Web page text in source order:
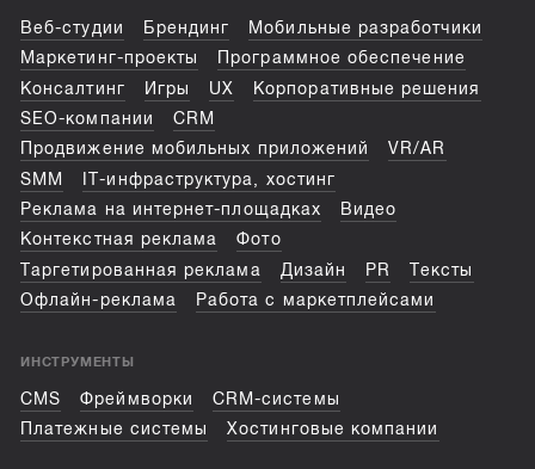
Веб-студии Брендинг
Мобильные разработчики
Маркетинг-проекты
Программное обеспечение
Консалтинг
Игры UX
Корпоративные решения
SEO-компании
CRM
Продвижение мобильных приложений
VR/AR
SMM
IT-инфраструктура, хостинг
Реклама на интернет-площадках
Видео
Контекстная реклама
Фото
Таргетированная реклама
Дизайн PR
Тексты
Офлайн-реклама
Работа с маркетплейсами
ИНСТРУМЕНТЫ
CMS Фреймворки
CRM-системы
Платежные системы
Хостинговые компании